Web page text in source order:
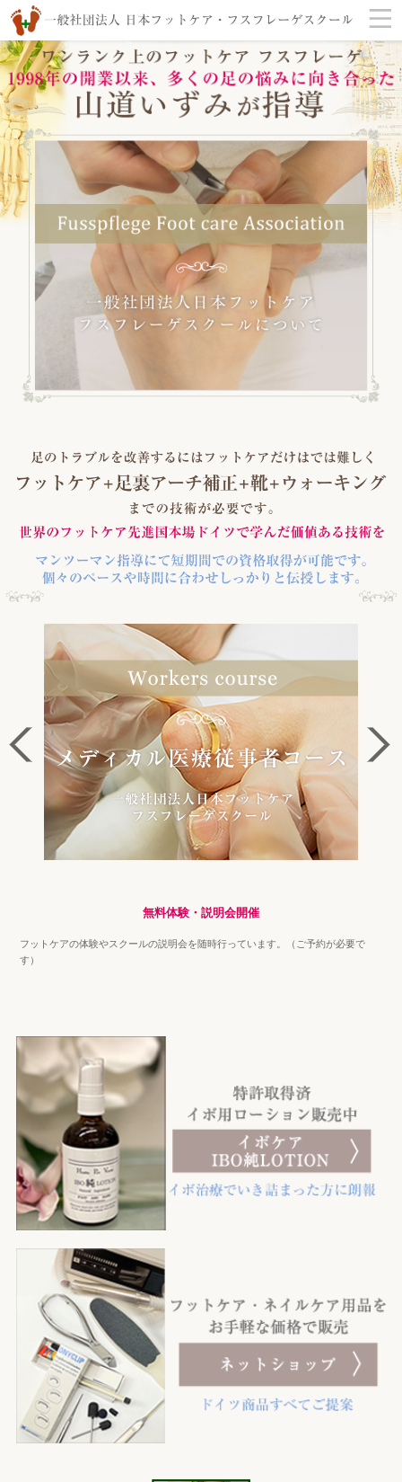
無料体験・説明会開催
フットケアの体験やスクールの説明会を随時行っています。（ご予約が必要で
す）